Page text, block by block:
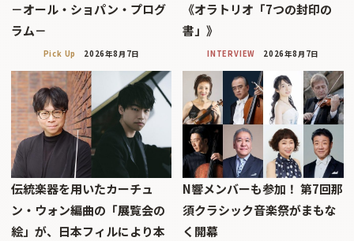
－オール・ショパン・プログ
ラム－
Pick Up 2026年8月7日
《オラトリオ「7つの封印の
書」》
INTERVIEW 2026年8月7日
伝統楽器を用いたカーチュ
ン・ウォン編曲の「展覧会の
絵」が、日本フィルにより本
N響メンバーも参加！ 第7回那
須クラシック音楽祭がまもな
く開幕